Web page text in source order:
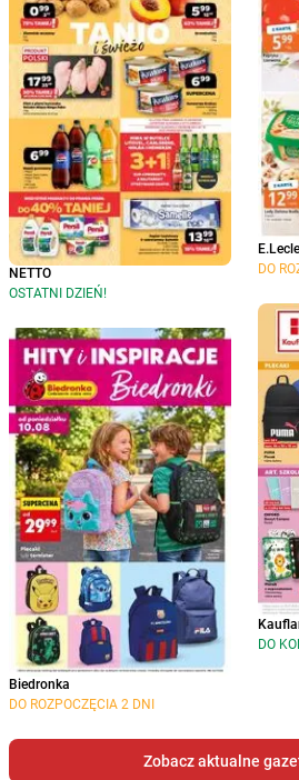
NETTO
OSTATNI DZIEŃ!
Biedronka
DO ROZPOCZĘCIA 2 DNI
DO
DO
Zobacz aktualne